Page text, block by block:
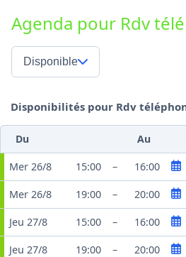
Agenda pour Rdv
Disponible
Disponibilités pour Rdv
Du Au
Mer 26/8 15:00 – 16:00
Mer 26/8 19:00 – 20:00
Jeu 27/8 15:00 – 16:00
Jeu 27/8 19:00 – 20:00